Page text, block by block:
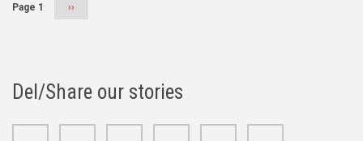
Page 1
Next
››
Del/Share our stories